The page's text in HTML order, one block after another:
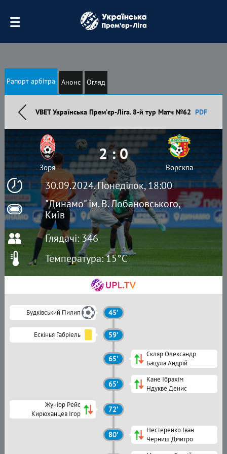
Рапорт арбітра Анонс Огляд
VBET Українська Премʼєр-Ліга. 8-й тур Матч №62 PDF
30.09.2024. Понеділок, 18:00
"Динамо" ім. В. Лобановського,
Київ
Зоря
2 : 0
Ворскла
Глядачі: 346
Температура: 15°C
Будківський Пилип 45'
Ескінья Габріель 59'
65'
Скляр Олександр
Бацула Андрій
65'
Кане Ібрахім
Ндукве Денис
Жуніор Рейс
Кирюханцев Ігор
72'
80'
Нестеренко Іван
Черниш Дмитро